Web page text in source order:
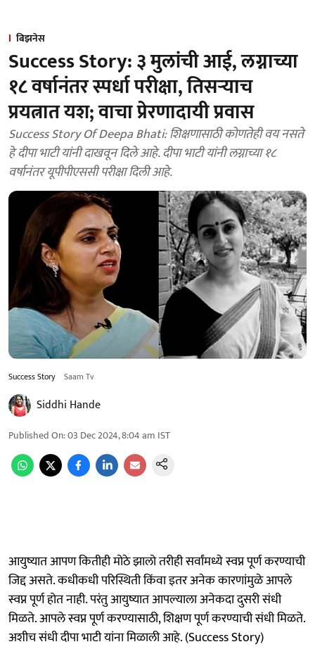
बिझनेस
Success Story: ३ मुलांची आई, लग्नाच्या
१८ वर्षानंतर स्पर्धा परीक्षा, तिसऱ्याच
प्रयत्नात यश; वाचा प्रेरणादायी प्रवास
Success Story Of Deepa Bhati: शिक्षणासाठी कोणतेही वय नसते
हे दीपा भाटी यांनी दाखवून दिले आहे. दीपा भाटी यांनी लग्नाच्या १८
वर्षानंतर यूपीपीएससी परीक्षा दिली आहे.
Success Story Saam Tv
Siddhi Hande
Published On:03 Dec 2024, 8:04 am IST
आयुष्यात आपण कितीही मोठे झालो तरीही सर्वांमध्ये स्वप्न पूर्ण करण्याची
जिद्द असते. कधीकधी परिस्थिती किंवा इतर अनेक कारणांमुळे आपले
स्वप्न पूर्ण होत नाही. परंतु आयुष्यात आपल्याला अनेकदा दुसरी संधी
मिळते. आपले स्वप्न पूर्ण करण्यासाठी, शिक्षण पूर्ण करण्याची संधी मिळते.
अशीच संधी दीपा भाटी यांना मिळाली आहे. (Success Story)